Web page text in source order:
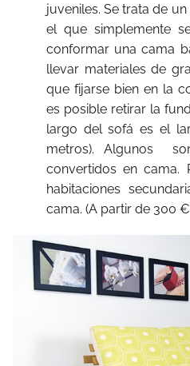
juveniles. Se trata de
el que simplemente
conformar una cama
llevar materiales de
que fijarse bien en la
es posible retirar la
largo del sofá es el
metros). Algunos
convertidos en cama.
habitaciones
cama. (A partir de 300